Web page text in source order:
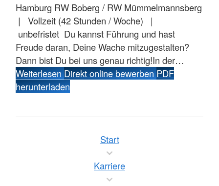
Hamburg RW Boberg / RW Mümmelmannsberg
| Vollzeit (42 Stunden / Woche) |
unbefristet Du kannst Führung und hast
Freude daran, Deine Wache mitzugestalten?
Dann bist Du bei uns genau richtig!In der…
WeiterlesenDirekt online bewerbenPDF
herunterladen
Start
Karriere